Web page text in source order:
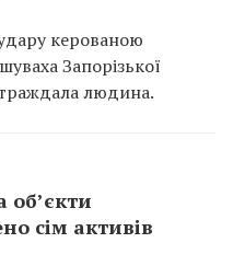
керованою
Запорізької
людина.
об’єкти
сім активів